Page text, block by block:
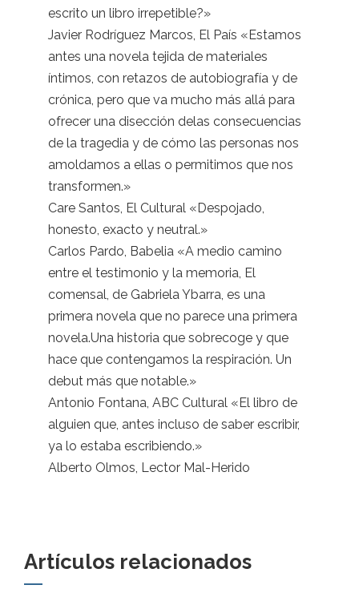
escrito un libro irrepetible?»
Javier Rodríguez Marcos, El País «Estamos
antes una novela tejida de materiales
íntimos, con retazos de autobiografía y de
crónica, pero que va mucho más allá para
ofrecer una disección delas consecuencias
de la tragedia y de cómo las personas nos
amoldamos a ellas o permitimos que nos
transformen.»
Care Santos, El Cultural «Despojado,
honesto, exacto y neutral.»
Carlos Pardo, Babelia «A medio camino
entre el testimonio y la memoria, El
comensal, de Gabriela Ybarra, es una
primera novela que no parece una primera
novela.Una historia que sobrecoge y que
hace que contengamos la respiración. Un
debut más que notable.»
Antonio Fontana, ABC Cultural «El libro de
alguien que, antes incluso de saber escribir,
ya lo estaba escribiendo.»
Alberto Olmos, Lector Mal-Herido
Artículos relacionados